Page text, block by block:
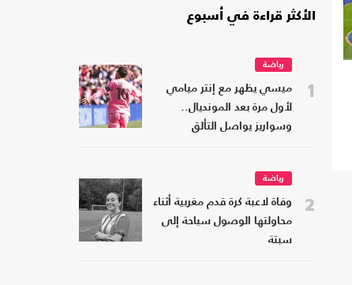
الأكثر قراءة في أسبوع
1
رياضة
ميسي يظهر مع إنتر ميامي
لأول مرة بعد المونديال..
وسواريز يواصل التألق
2
رياضة
وفاة لاعبة كرة قدم مغربية أثناء
محاولتها الوصول سباحة إلى
سبتة